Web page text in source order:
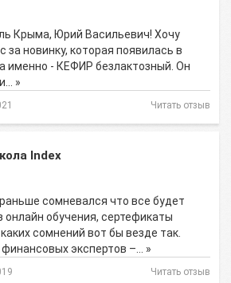
Крыма, Юрий Васильевич! Хочу
за новинку, которая появилась в
именно - КЕФИР безлактозный. Он
»
Читать отзыв
Index
сомневался что все будет
обучения, сертефикаты
сомнений вот бы везде так.
экспертов –… »
Читать отзыв